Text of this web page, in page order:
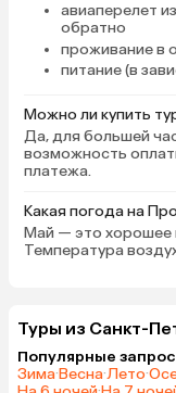
авиаперелет
обратно
проживание в
питание (в
Можно ли купить
Да, для большей
возможность
платежа.
Какая погода на
Май — это хорошее
Температура
Туры из Санкт-
Популярные
Зима·Весна·Лето·